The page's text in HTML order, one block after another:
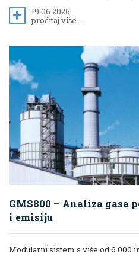
19.06.2026.
pročitaj više...
GMS800 – Analiza gasa
i emisiju
Modularni sistem s više od 6.000